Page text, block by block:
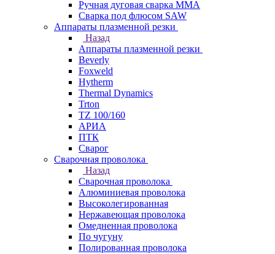
Ручная дуговая сварка MMA
Сварка под флюсом SAW
Аппараты плазменной резки
Назад
Аппараты плазменной резки
Beverly
Foxweld
Hytherm
Thermal Dynamics
Trton
TZ 100/160
АРИА
ПТК
Сварог
Сварочная проволока
Назад
Сварочная проволока
Алюминиевая проволока
Высоколегированная
Нержавеющая проволока
Омедненная проволока
По чугуну
Полированная проволока